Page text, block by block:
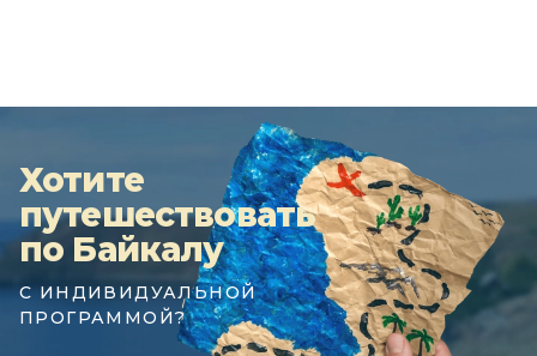
Хотите
путешествовать
по Байкалу
С ИНДИВИДУАЛЬНОЙ
ПРОГРАММОЙ?